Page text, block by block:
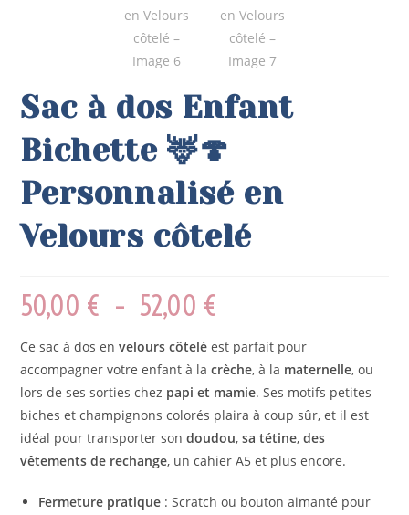
Sac à dos Enfant
Bichette 🦌🍄
Personnalisé en
Velours côtelé
50,00 € – 52,00 €
Ce sac à dos envelours côtelé est parfait pour
accompagner votre enfant à lacrèche, à la maternelle, ou
lors de ses sorties chez papi et mamie. Ses motifs petites
biches et champignons colorés plaira à coup sûr, et il est
idéal pour transporter sondoudou,sa tétine,des
vêtements de rechange, un cahier A5 et plus encore.
Fermeture pratique : Scratch ou bouton aimanté pour